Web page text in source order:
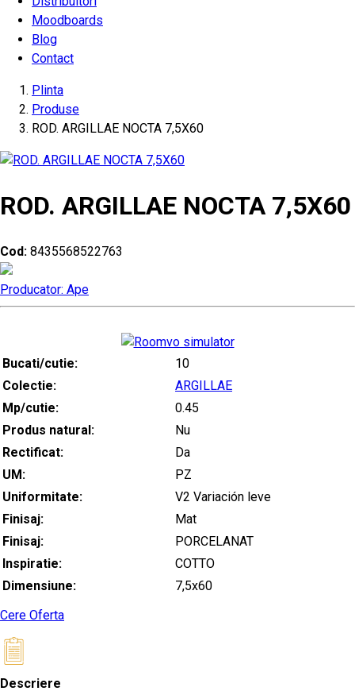
Moodboards
Blog
Contact
Plinta
Produse
ROD. ARGILLAE NOCTA 7,5X60
ROD. ARGILLAE NOCTA 7,5X60
Cod: 8435568522763
Producator: Ape
Bucati/cutie:
10
Colectie:
ARGILLAE
Mp/cutie:
0.45
Produs natural:
Nu
Rectificat:
Da
UM:
PZ
Uniformitate:
V2 Variación leve
Finisaj:
Mat
Finisaj:
PORCELANAT
Inspiratie:
COTTO
Dimensiune:
7,5x60
Cere Oferta
Descriere